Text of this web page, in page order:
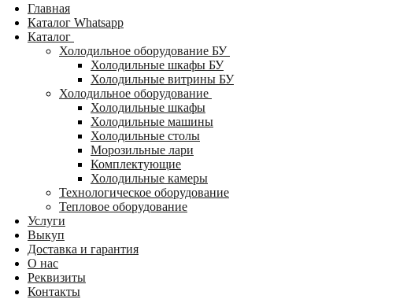
Главная
Каталог Whatsapp
Каталог
Холодильное оборудование БУ
Холодильные шкафы БУ
Холодильные витрины БУ
Холодильное оборудование
Холодильные шкафы
Холодильные машины
Холодильные столы
Морозильные лари
Комплектующие
Холодильные камеры
Технологическое оборудование
Тепловое оборудование
Услуги
Выкуп
Доставка и гарантия
О нас
Реквизиты
Контакты